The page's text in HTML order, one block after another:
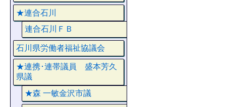
★連合石川
連合石川ＦＢ
石川県労働者福祉協議会
★連携･連帯議員 盛本芳久
県議
★森 一敏金沢市議